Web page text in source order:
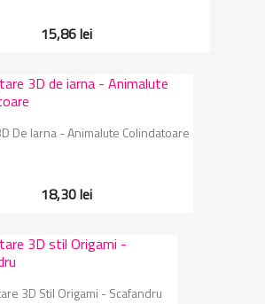
15,86 lei
De Iarna - Animalute Colindatoare
18,30 lei
3D Stil Origami - Scafandru